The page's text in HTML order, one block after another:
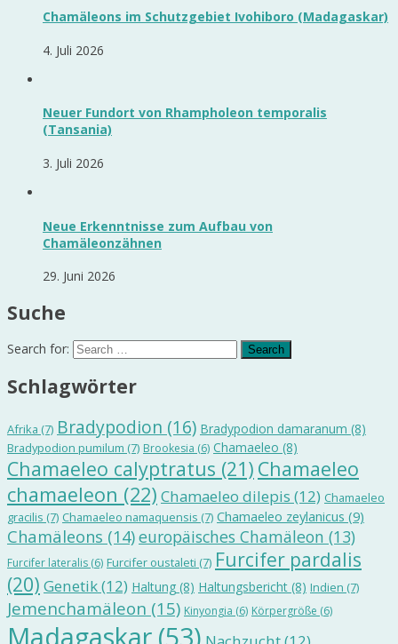
Chamäleons im Schutzgebiet Ivohiboro (Madagaskar)
4. Juli 2026
Neuer Fundort von Rhampholeon temporalis
(Tansania)
3. Juli 2026
Neue Erkenntnisse zum Aufbau von
Chamäleonzähnen
29. Juni 2026
Suche
Search for:
Schlagwörter
Afrika (7) Bradypodion (16) Bradypodion damaranum (8)
Bradypodion pumilum (7) Brookesia (6) Chamaeleo (8)
Chamaeleo calyptratus (21) Chamaeleo
chamaeleon (22) Chamaeleo dilepis (12) Chamaeleo
gracilis (7) Chamaeleo namaquensis (7) Chamaeleo zeylanicus (9)
Chamäleons (14)europäisches Chamäleon (13)
Furcifer lateralis (6) Furcifer oustaleti (7) Furcifer pardalis
(20) Genetik(12) Haltung (8) Haltungsbericht (8) Indien (7)
Jemenchamäleon (15) Kinyongia (6) Körpergröße (6)
Madagaskar (53)